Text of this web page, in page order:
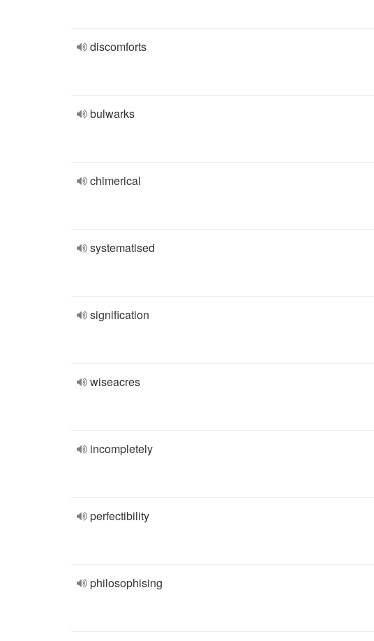
discomforts
bulwarks
chimerical
systematised
signification
wiseacres
incompletely
perfectibility
philosophising